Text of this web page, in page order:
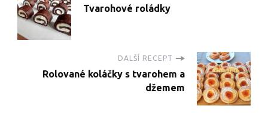
Tvarohové roládky
DALŠÍ RECEPT
Rolované koláčky s tvarohem a
džemem